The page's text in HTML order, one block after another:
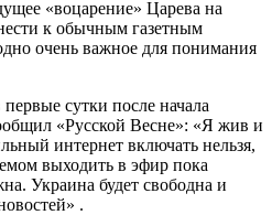
«воцарение» Царева на
к обычным газетным
очень важное для понимания
сутки после начала
«Русской Весне»: «Я жив и
интернет включать нельзя,
выходить в эфир пока
Украина будет свободна и
.